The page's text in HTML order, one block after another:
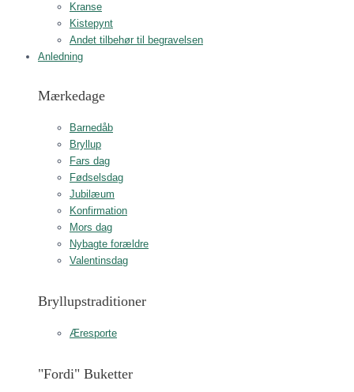
Kranse
Kistepynt
Andet tilbehør til begravelsen
Anledning
Mærkedage
Barnedåb
Bryllup
Fars dag
Fødselsdag
Jubilæum
Konfirmation
Mors dag
Nybagte forældre
Valentinsdag
Bryllupstraditioner
Æresporte
"Fordi" Buketter